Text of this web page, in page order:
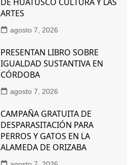
DE HUATUSCO CULTURA Y LAS
ARTES
agosto 7, 2026
PRESENTAN LIBRO SOBRE
IGUALDAD SUSTANTIVA EN
CÓRDOBA
agosto 7, 2026
CAMPAÑA GRATUITA DE
DESPARASITACIÓN PARA
PERROS Y GATOS EN LA
ALAMEDA DE ORIZABA